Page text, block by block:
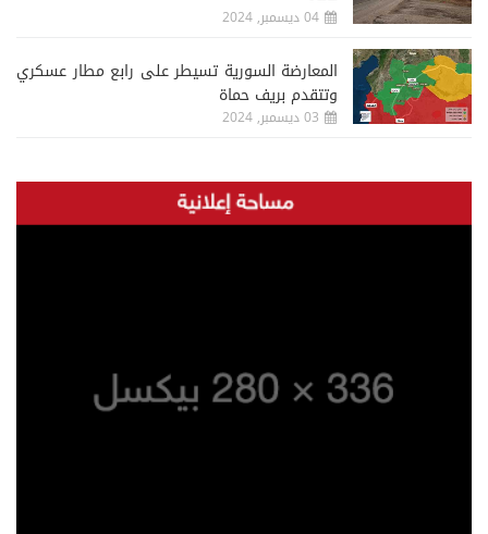
04 ديسمبر, 2024
المعارضة السورية تسيطر على رابع مطار عسكري
وتتقدم بريف حماة
03 ديسمبر, 2024